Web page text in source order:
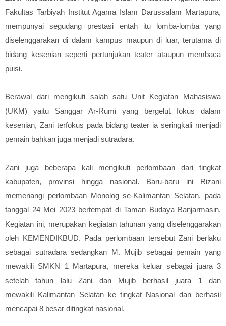
Fakultas Tarbiyah Institut Agama Islam Darussalam Martapura,
mempunyai segudang prestasi entah itu lomba-lomba yang
diselenggarakan di dalam kampus maupun di luar, terutama di
bidang kesenian seperti pertunjukan teater ataupun membaca
puisi.
Berawal dari mengikuti salah satu Unit Kegiatan Mahasiswa
(UKM) yaitu Sanggar Ar-Rumi yang bergelut fokus dalam
kesenian, Zani terfokus pada bidang teater ia seringkali menjadi
pemain bahkan juga menjadi sutradara.
Zani juga beberapa kali mengikuti perlombaan dari tingkat
kabupaten, provinsi hingga nasional. Baru-baru ini Rizani
memenangi perlombaan Monolog se-Kalimantan Selatan, pada
tanggal 24 Mei 2023 bertempat di Taman Budaya Banjarmasin.
Kegiatan ini, merupakan kegiatan tahunan yang diselenggarakan
oleh KEMENDIKBUD. Pada perlombaan tersebut Zani berlaku
sebagai sutradara sedangkan M. Mujib sebagai pemain yang
mewakili SMKN 1 Martapura, mereka keluar sebagai juara 3
setelah tahun lalu Zani dan Mujib berhasil juara 1 dan
mewakili Kalimantan Selatan ke tingkat Nasional dan berhasil
mencapai 8 besar ditingkat nasional.